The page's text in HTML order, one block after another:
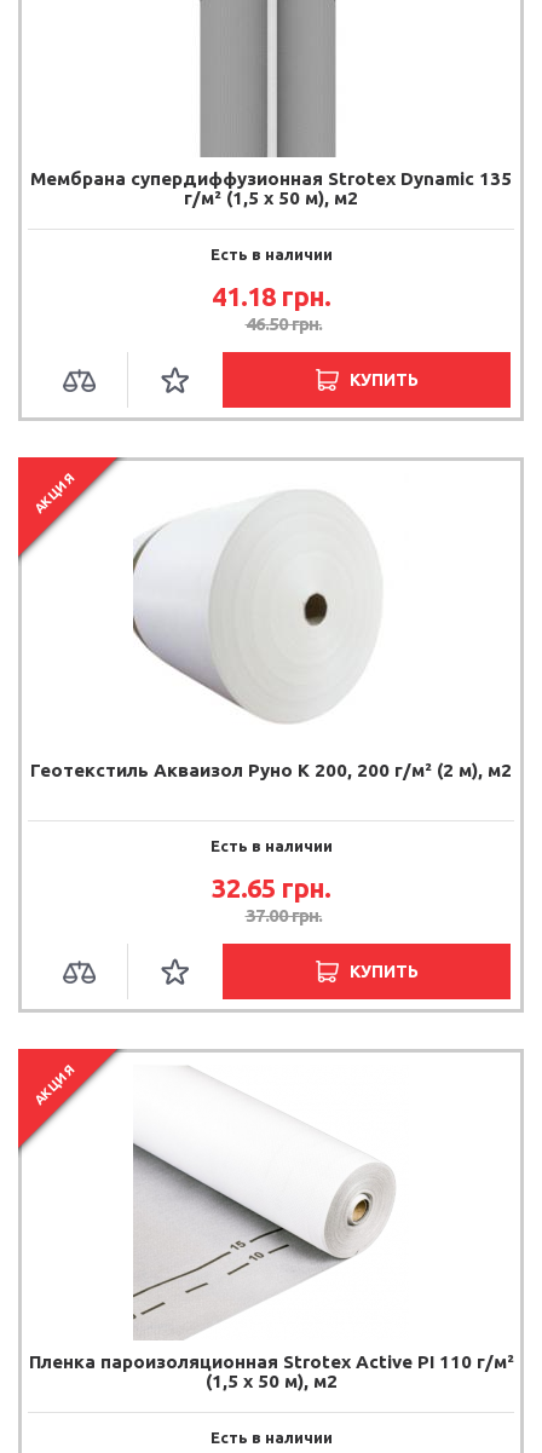
Мембрана супердиффузионная Strotex Dynamic 135
г/м² (1,5 х 50 м), м2
Есть в наличии
41.18 грн.
46.50грн.
КУПИТЬ
АКЦИЯ
Геотекстиль Акваизол Руно К 200, 200 г/м² (2 м), м2
Есть в наличии
32.65 грн.
37.00грн.
КУПИТЬ
АКЦИЯ
Пленка пароизоляционная Strotex Active PI 110 г/м²
(1,5 х 50 м), м2
Есть в наличии